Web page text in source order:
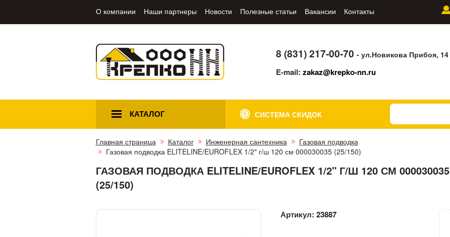
О компании Наши партнеры Новости Полезные статьи Вакансии Контакты
8 (831) 217-00-70- ул.Новикова Прибоя, 14
E-mail:zakaz@krepko-nn.ru
КАТАЛОГ СИСТЕМА СКИДОК
Главная страница Каталог Инженерная сантехника
Газовая подводка
Газовая подводка ELITELINE/EUROFLEX 1/2" г/ш 120 см 000030035 (25/150)
ГАЗОВАЯ ПОДВОДКА ELITELINE/EUROFLEX 1/2" Г/Ш 120 СМ 000030035
(25/150)
Артикул:23887